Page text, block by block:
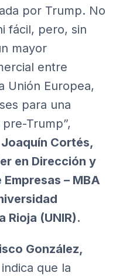
por Trump. No
fácil, pero, sin
mayor
entre
Unión Europea,
para una
Trump”,
Joaquín Cortés,
en Dirección y
– MBA
Rioja (UNIR).
González,
que la